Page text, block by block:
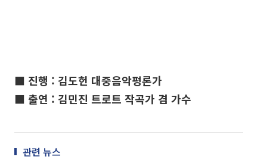
■ 진행 : 김도헌 대중음악평론가
■ 출연 : 김민진 트로트 작곡가 겸 가수
관련 뉴스